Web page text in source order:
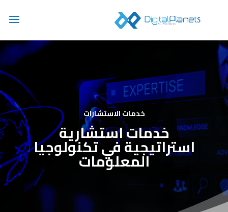
خدمات الاستشارات
خدمات استشارية
استراتيجية في تكنولوجيا
المعلومات